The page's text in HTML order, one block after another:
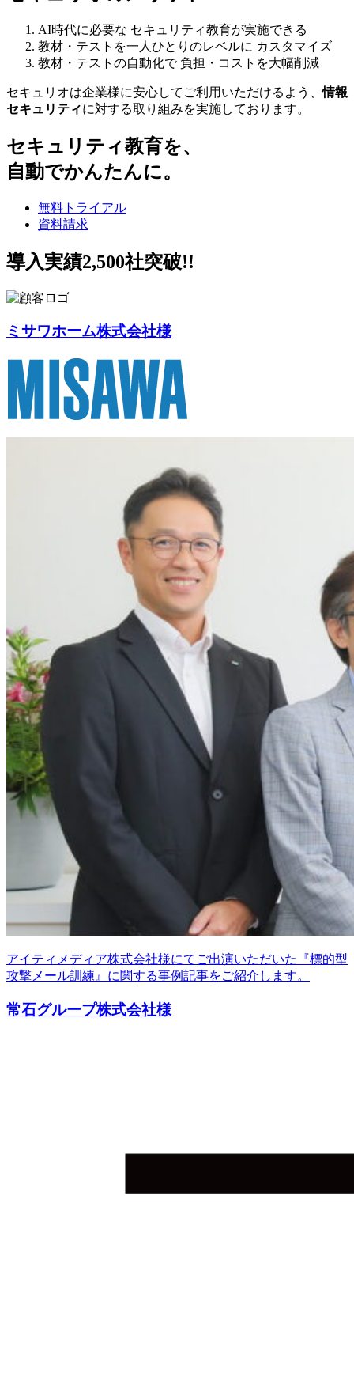
AI時代に必要な セキュリティ教育が実施できる
教材・テストを一人ひとりのレベルに カスタマイズ
教材・テストの自動化で 負担・コストを大幅削減
セキュリオは企業様に安心してご利用いただけるよう、情報
セキュリティに対する取り組みを実施しております。
セキュリティ教育を、
自動でかんたんに。
無料トライアル
資料請求
導入実績2,500社突破!!
ミサワホーム株式会社様
アイティメディア株式会社様にてご出演いただいた『標的型
攻撃メール訓練』に関する事例記事をご紹介します。
常石グループ株式会社様